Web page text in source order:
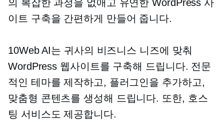
의 복잡한 과정을 없애고 유연한 WordPress 사
이트 구축을 간편하게 만들어 줍니다.
10Web AI는 귀사의 비즈니스 니즈에 맞춰
WordPress 웹사이트를 구축해 드립니다. 전문
적인 테마를 제작하고, 플러그인을 추가하고,
맞춤형 콘텐츠를 생성해 드립니다. 또한, 호스
팅 서비스도 제공합니다.